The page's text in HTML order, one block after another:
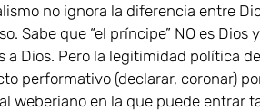
no ignora la diferencia entre
Sabe que “el príncipe” NO es Dios
a Dios. Pero la legitimidad política
performativo (declarar, coronar)
weberiano en la que puede entrar